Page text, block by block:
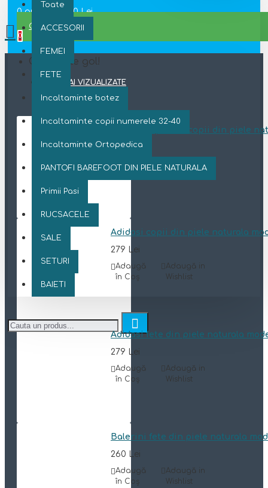
Toate
ACCESORII
FEMEI
FETE
Incaltaminte botez
Incaltaminte copii numerele 32-40
Incaltaminte Ortopedica
PANTOFI BAREFOOT DIN PIELE NATURALA
Primii Pasi
RUCSACELE
SALE
SETURI
BAIETI
0 produs(e) - 0 Lei
0
Coșul este gol!
CONTINUĂ
CELE MAI VIZUALIZATE
Cizmulite pentru copii din piele
315 Lei
Adaugă
Adaugă in
Adidasi copii din piele naturala
279 Lei
Adaugă
în Coş
Adaugă in
Wishlist
Adidasi fete din piele naturala
279 Lei
Adaugă
în Coş
Adaugă in
Wishlist
Balerini fete din piele naturala
260 Lei
Adaugă
în Coş
Adaugă in
Wishlist